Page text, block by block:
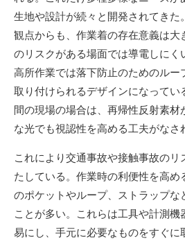
生地や設計が続々と開発されてきた
観点からも、作業着の存在意義は大
のリスクがある場面では導電しにく
高所作業では落下防止のためのルー
取り付けられるデザインになってい
間の現場の場合は、再帰性反射素
な光でも視認性を高める工夫がなさ
これにより交通事故や接触事故の
たしている。作業時の利便性を高め
のポケットやループ、ストラップな
ことが多い。これらは工具や計測
易にし、手元に必要なものをすぐに